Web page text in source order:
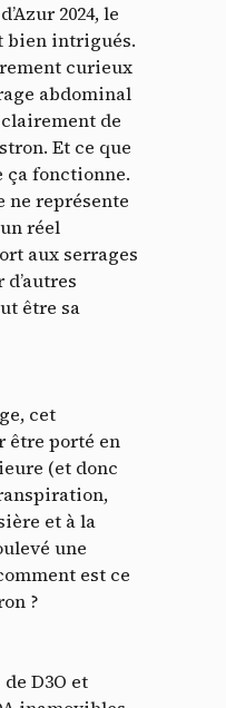
2024, le
bien intrigués.
curieux
abdominal
de
Et ce que
ça fonctionne.
ne représente
réel
aux serrages
être sa
cet
être porté en
(et donc
et à la
une
est ce
?
D3O et